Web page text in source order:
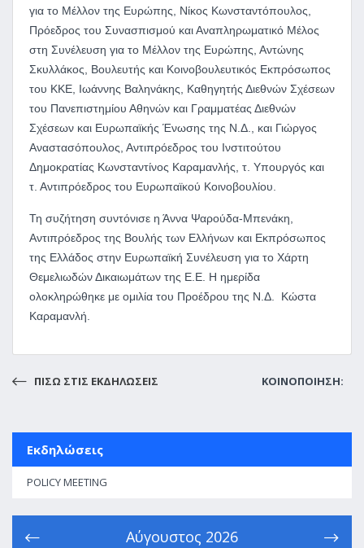
για το Μέλλον της Ευρώπης, Νίκος Κωνσταντόπουλος,
Πρόεδρος του Συνασπισμού και Αναπληρωματικό Μέλος
στη Συνέλευση για το Μέλλον της Ευρώπης, Αντώνης
Σκυλλάκος, Βουλευτής και Κοινοβουλευτικός Εκπρόσωπος
του ΚΚΕ, Ιωάννης Βαληνάκης, Καθηγητής Διεθνών Σχέσεων
του Πανεπιστημίου Αθηνών και Γραμματέας Διεθνών
Σχέσεων και Ευρωπαϊκής Ένωσης της Ν.Δ., και Γιώργος
Αναστασόπουλος, Αντιπρόεδρος του Ινστιτούτου
Δημοκρατίας Κωνσταντίνος Καραμανλής, τ. Υπουργός και
τ. Αντιπρόεδρος του Ευρωπαϊκού Κοινοβουλίου.
Τη συζήτηση συντόνισε η Άννα Ψαρούδα-Μπενάκη,
Αντιπρόεδρος της Βουλής των Ελλήνων και Εκπρόσωπος
της Ελλάδος στην Ευρωπαϊκή Συνέλευση για το Χάρτη
Θεμελιωδών Δικαιωμάτων της Ε.Ε. Η ημερίδα
ολοκληρώθηκε με ομιλία του Προέδρου της Ν.Δ. Κώστα
Καραμανλή.
ΠΙΣΩ ΣΤΙΣ ΕΚΔΗΛΩΣΕΙΣ ΚΟΙΝΟΠΟΙΗΣΗ:
Εκδηλώσεις
POLICY MEETING
Αύγουστος 2026